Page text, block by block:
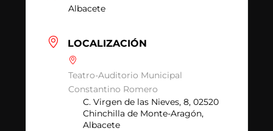
Albacete
LOCALIZACIÓN
Teatro-Auditorio Municipal
Constantino Romero
C. Virgen de las Nieves, 8, 02520
Chinchilla de Monte-Aragón,
Albacete